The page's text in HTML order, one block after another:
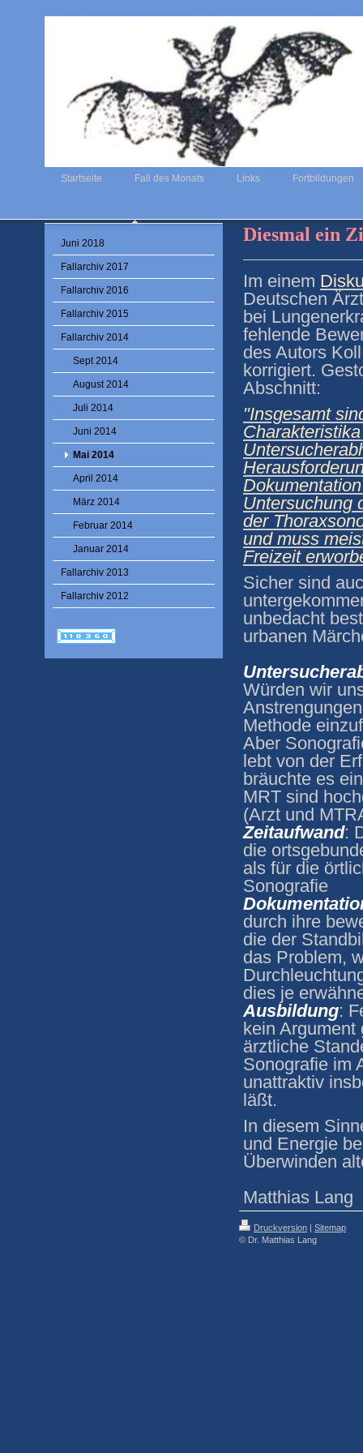
Startseite Fall des Monats Links Fortbildungen
Juni 2018
Fallarchiv 2017
Fallarchiv 2016
Fallarchiv 2015
Fallarchiv 2014
Sept 2014
August 2014
Juli 2014
Juni 2014
Mai 2014
April 2014
März 2014
Februar 2014
Januar 2014
Fallarchiv 2013
Fallarchiv 2012
Diesmal ein
Im einem
Deutschen
bei
fehlende
des Autors
korrigiert.
Abschnitt:
"Insgesamt
Untersuchung
der
und muss
Freizeit
Sicher sind
unbedacht
urbanen
Würden wir
Methode
Aber
lebt von der
bräuchte es
MRT sind
(Arzt und
Zeitaufwand:
die
als für die
Sonografie
durch ihre
die der
das Problem,
dies je
Ausbildung:
kein Argument
ärztliche
Sonografie im
unattraktiv
läßt.
In diesem
und Energie
Überwinden
Matthias Lang
Druckversion | Sitemap
© Dr. Matthias Lang